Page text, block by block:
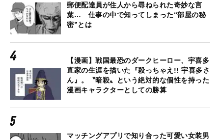
郵便配達員が住人から尋ねられた奇妙な言
葉… 仕事の中で知ってしまった“部屋の秘
密”とは
【漫画】戦国最恐のダークヒーロー、宇喜多
直家の生涯を描いた『殺っちゃえ!! 宇喜多さ
ん』。〝暗殺〟という絶対的な個性を持った
漫画キャラクターとしての勝算
マッチングアプリで知り合った可愛い女装男